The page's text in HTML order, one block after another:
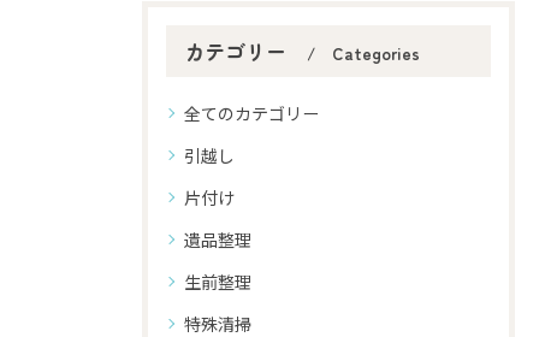
カテゴリー Categories
全てのカテゴリー
引越し
片付け
遺品整理
生前整理
特殊清掃